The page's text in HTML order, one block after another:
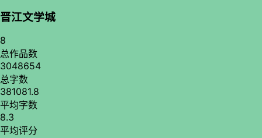
晋江文学城
8
总作品数
3048654
总字数
381081.8
平均字数
8.3
平均评分